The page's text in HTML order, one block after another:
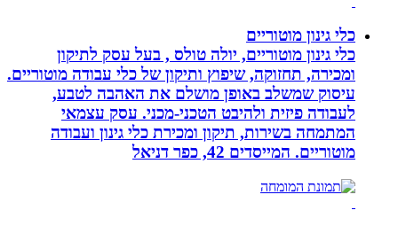
כלי גינון מוטוריים
כלי גינון מוטוריים, יולה טולס , בעל עסק לתיקון
ומכירה, תחזוקה, שיפוץ ותיקון של כלי עבודה מוטוריים.
עיסוק שמשלב באופן מושלם את האהבה לטבע,
לעבודה פיזית ולהיבט הטכני-מכני. עסק עצמאי
המתמחה בשירות, תיקון ומכירת כלי גינון ועבודה
מוטוריים. המייסדים 42, כפר דניאל